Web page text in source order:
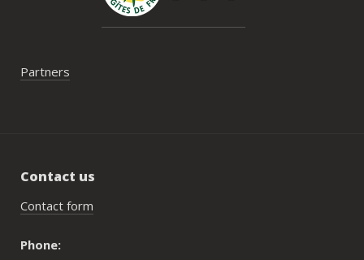
serait un vrai plus à l’avenir.
Partners
Contact us
Contact form
Phone: